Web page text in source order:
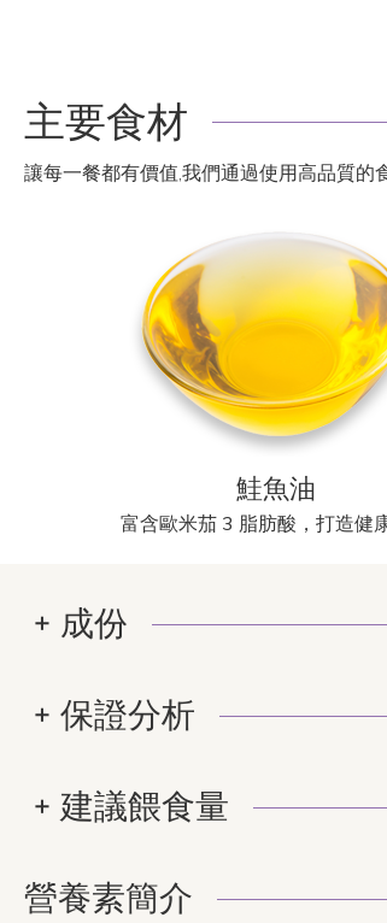
主要食材
讓每一餐都有價值,我們通過使用高品質的
鮭魚油
富含歐米茄 3 脂肪酸，打造健
成份
保證分析
建議餵食量
營養素簡介